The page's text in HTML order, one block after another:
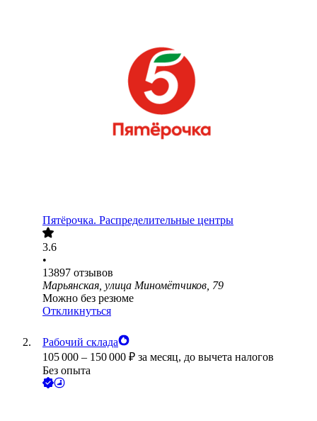
Пятёрочка. Распределительные центры
3.6
•
13897 отзывов
Марьянская, улица Миномётчиков, 79
Можно без резюме
Откликнуться
Рабочий склада
105 000 – 150 000 ₽ за месяц, до вычета налогов
Без опыта